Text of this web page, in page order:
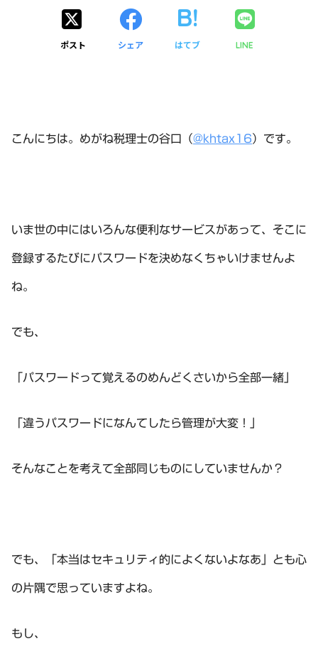
ポスト シェア はてブ LINE
こんにちは。めがね税理士の谷口（@khtax16）です。
いま世の中にはいろんな便利なサービスがあって、そこに
登録するたびにパスワードを決めなくちゃいけませんよ
ね。
でも、
「パスワードって覚えるのめんどくさいから全部一緒」
「違うパスワードになんてしたら管理が大変！」
そんなことを考えて全部同じものにしていませんか？
でも、「本当はセキュリティ的によくないよなあ」とも心
の片隅で思っていますよね。
もし、